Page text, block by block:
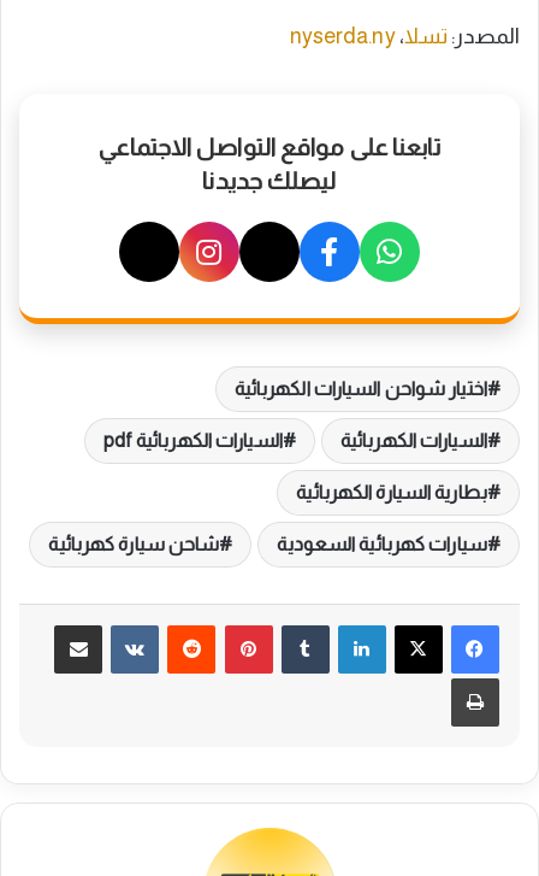
المصدر: تسلا،nyserda.ny
تابعنا على مواقع التواصل الاجتماعي
ليصلك جديدنا
اختيار شواحن السيارات الكهربائية
السيارات الكهربائية السيارات الكهربائية pdf
بطارية السيارة الكهربائية
سيارات كهربائية السعودية شاحن سيارة كهربائية
لينكدإن
‏Tumblr بينتيريست
‏Reddit
‏VKontakte مشاركة عبر البريد
طباعة